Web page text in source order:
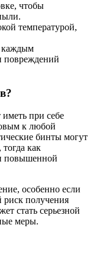
чтобы
температурой,
каждым
повреждений
при себе
к любой
бинты могут
как
повышенной
особенно если
риск получения
стать серьезной
меры.